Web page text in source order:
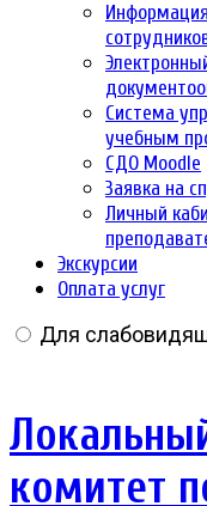
Система
учебным
СДО Moodle
Заявка на
Личный
Экскурсии
Оплата услуг
Для
комитет